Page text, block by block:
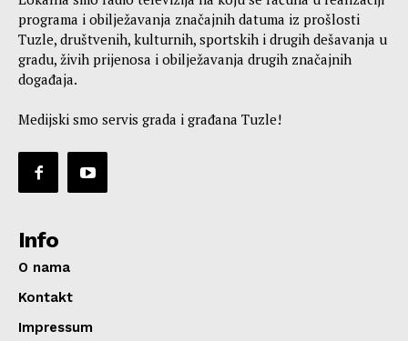
programa i obilježavanja značajnih datuma iz prošlosti
Tuzle, društvenih, kulturnih, sportskih i drugih dešavanja u
gradu, živih prijenosa i obilježavanja drugih značajnih
događaja.
Medijski smo servis grada i građana Tuzle!
Info
O nama
Kontakt
Impressum